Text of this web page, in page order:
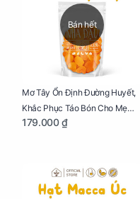
Bán hết
Mơ Tây Ổn Định Đường Huyết,
Khắc Phục Táo Bón Cho Mẹ
Bầu Túi 250g
179.000 ₫